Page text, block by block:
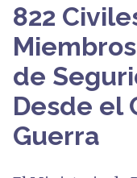
822
de
Desde el
Guerra